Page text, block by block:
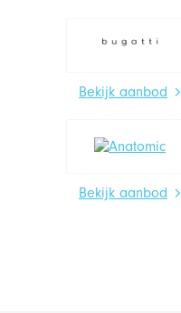
Bekijk aanbod
Bekijk aanbod